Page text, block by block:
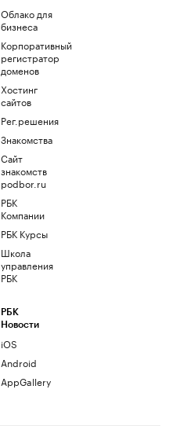
Облако для
бизнеса
Корпоративный
регистратор
доменов
Хостинг
сайтов
Рег.решения
Знакомства
Сайт
знакомств
podbor.ru
РБК
Компании
РБК Курсы
Школа
управления
РБК
РБК
Новости
iOS
Android
AppGallery